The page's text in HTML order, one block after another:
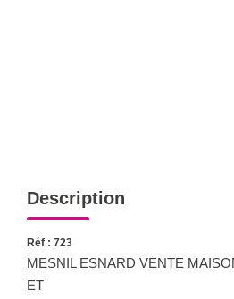
Description
Réf : 723
MESNIL ESNARD VENTE
ET